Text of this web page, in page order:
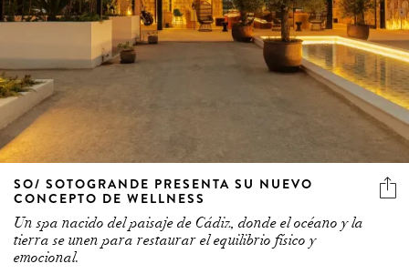
SO/ SOTOGRANDE PRESENTA SU NUEVO
CONCEPTO DE WELLNESS
Un spa nacido del paisaje de Cádiz, donde el océano y la
tierra se unen para restaurar el equilibrio físico y
emocional.